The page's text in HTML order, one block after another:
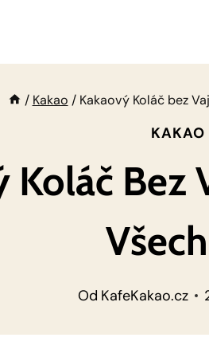
/ Kakao / Kakaový Koláč bez
KAKAO
Koláč Bez
Od KafeKakao.cz